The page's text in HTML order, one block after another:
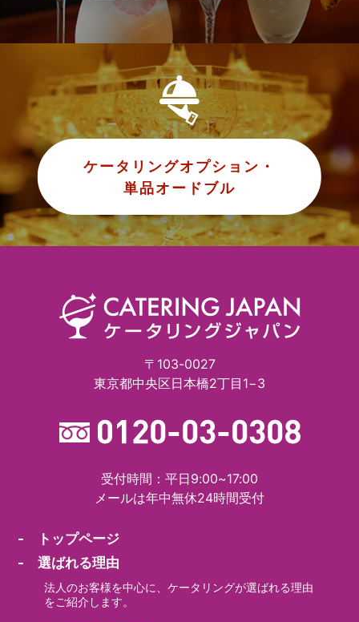
ケータリングオプション・
単品オードブル
〒103-0027
東京都中央区日本橋2丁目1−3
受付時間：平日9:00~17:00
メールは年中無休24時間受付
- トップページ
- 選ばれる理由
法人のお客様を中心に、ケータリングが選ばれる理由
をご紹介します。